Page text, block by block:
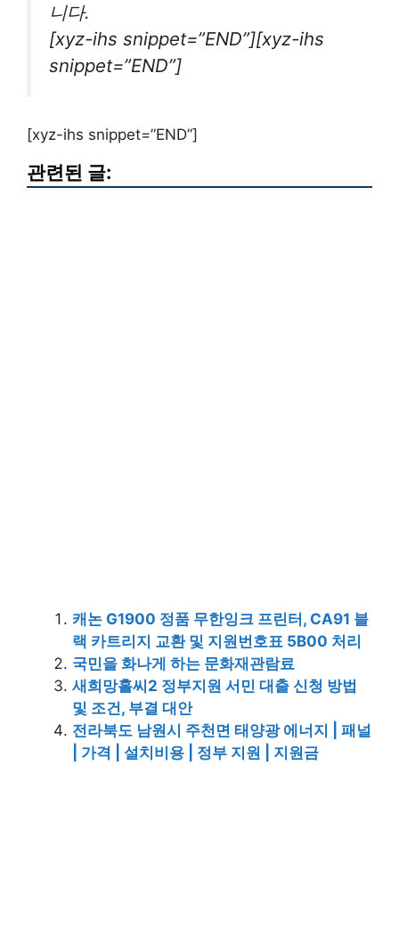
니다.
[xyz-ihs snippet=”END”][xyz-ihs
snippet=”END”]
[xyz-ihs snippet=”END”]
관련된 글:
캐논 G1900 정품 무한잉크 프린터, CA91 블
랙 카트리지 교환 및 지원번호표 5B00 처리
국민을 화나게 하는 문화재관람료
새희망홀씨2 정부지원 서민 대출 신청 방법
및 조건, 부결 대안
전라북도 남원시 주천면 태양광 에너지 | 패널
| 가격 | 설치비용 | 정부 지원 | 지원금